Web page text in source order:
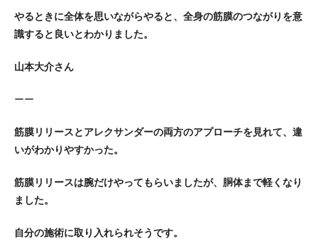
やるときに全体を思いながらやると、全身の筋膜のつながりを意
識すると良いとわかりました。
山本大介さん
ーー
筋膜リリースとアレクサンダーの両方のアプローチを見れて、違
いがわかりやすかった。
筋膜リリースは腕だけやってもらいましたが、胴体まで軽くなり
ました。
自分の施術に取り入れられそうです。